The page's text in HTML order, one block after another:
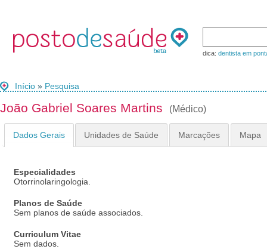
dica: dentista em
Início » Pesquisa
João Gabriel Soares Martins (Médico)
Dados Gerais Unidades de Saúde Marcações Mapa
Especialidades
Otorrinolaringologia.
Planos de Saúde
Sem planos de saúde associados.
Curriculum Vitae
Sem dados.